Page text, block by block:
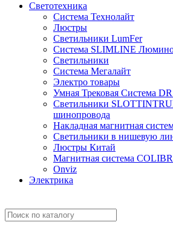
Светотехника
Система Технолайт
Люстры
Светильники LumFer
Система SLIMLINE
Светильники
Система Мегалайт
Электро товары
Умная Трековая Система
Светильники
шинопровода
Накладная магнитная
Светильники в нишевую
Люстры Китай
Магнитная система
Onviz
Электрика